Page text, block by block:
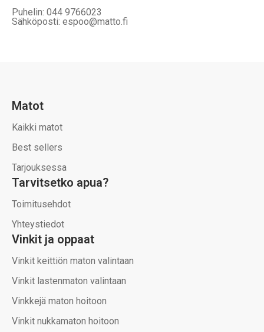
Puhelin: 044 9766023
Sähköposti: espoo@matto.fi
Matot
Kaikki matot
Best sellers
Tarjouksessa
Tarvitsetko apua?
Toimitusehdot
Yhteystiedot
Vinkit ja oppaat
Vinkit keittiön maton valintaan
Vinkit lastenmaton valintaan
Vinkkejä maton hoitoon
Vinkit nukkamaton hoitoon